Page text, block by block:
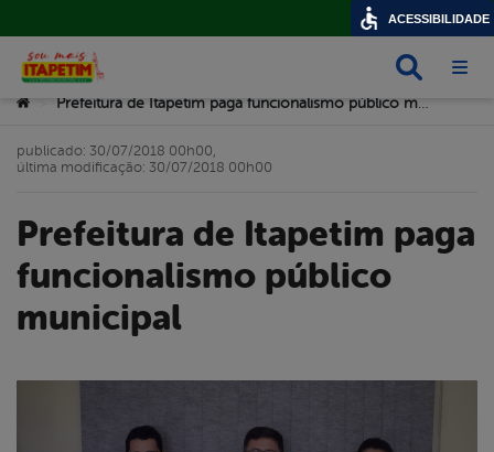
Você está aqui: Prefeitura de Itapetim paga funcionalismo público municipal
Prefeitura de Itapetim paga
funcionalismo público
municipal
publicado: 30/07/2018 00h00,
última modificação: 30/07/2018 00h00
ACESSIBILIDADE